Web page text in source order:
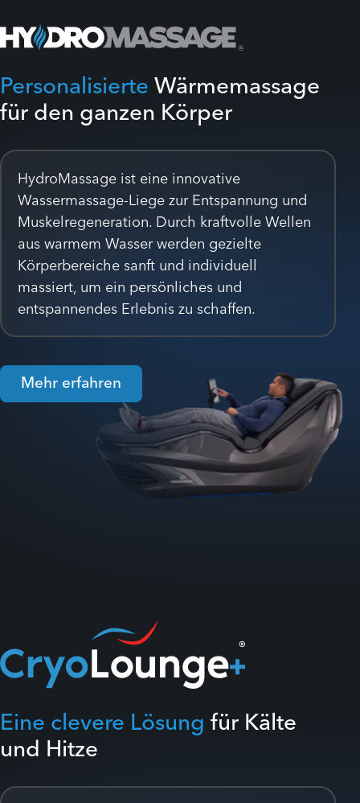
Personalisierte Wärmemassage
für den ganzen Körper
HydroMassage ist eine innovative
Wassermassage-Liege zur Entspannung und
Muskelregeneration. Durch kraftvolle Wellen
aus warmem Wasser werden gezielte
Körperbereiche sanft und individuell
massiert, um ein persönliches und
entspannendes Erlebnis zu schaffen.
Mehr erfahren
Eine clevere Lösung für Kälte
und Hitze